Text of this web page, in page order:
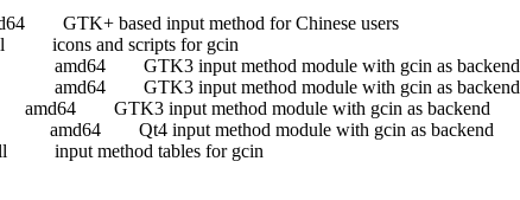
input method for Chinese users
scripts for gcin
GTK3 input method module with gcin as backend
GTK3 input method module with gcin as backend
input method module with gcin as backend
Qt4 input method module with gcin as backend
tables for gcin